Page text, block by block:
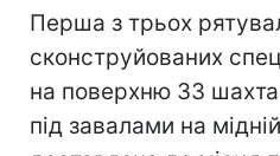
Перша з трьох
сконструйованих
на поверхню 33
під завалами на